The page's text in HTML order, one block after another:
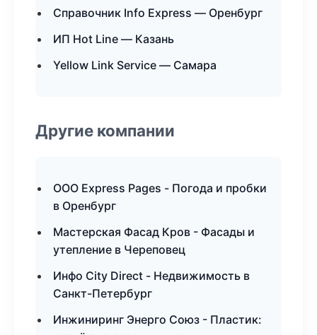
Справочник Info Express — Оренбург
ИП Hot Line — Казань
Yellow Link Service — Самара
Другие компании
ООО Express Pages - Погода и пробки
в Оренбург
Мастерская Фасад Кров - Фасады и
утепление в Череповец
Инфо City Direct - Недвижимость в
Санкт-Петербург
Инжиниринг Энерго Союз - Пластик: